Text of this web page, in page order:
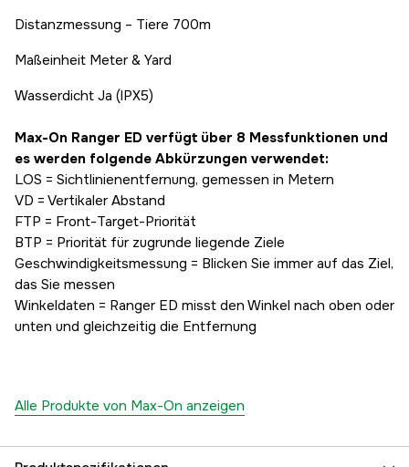
Distanzmessung – Tiere 700m
Maßeinheit Meter & Yard
Wasserdicht Ja (IPX5)
Max-On Ranger ED verfügt über 8 Messfunktionen und
es werden folgende Abkürzungen verwendet:
LOS = Sichtlinienentfernung, gemessen in Metern
VD = Vertikaler Abstand
FTP = Front-Target-Priorität
BTP = Priorität für zugrunde liegende Ziele
Geschwindigkeitsmessung = Blicken Sie immer auf das Ziel,
das Sie messen
Winkeldaten = Ranger ED misst den Winkel nach oben oder
unten und gleichzeitig die Entfernung
Alle Produkte von Max-On anzeigen